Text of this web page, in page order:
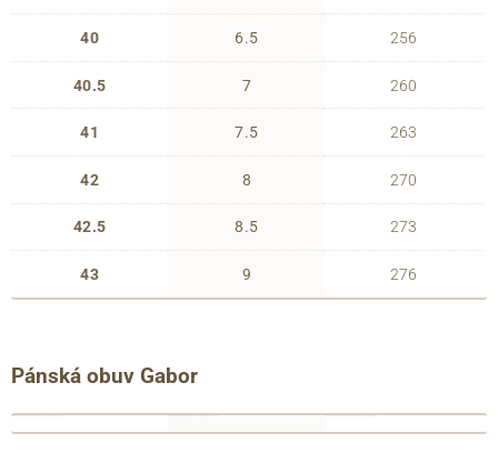
40
40.5
41
42
42.5
43
6.5
7
7.5
8
8.5
9
256
260
263
270
273
276
Pánská obuv Gabor
francouzské
anglické
délka